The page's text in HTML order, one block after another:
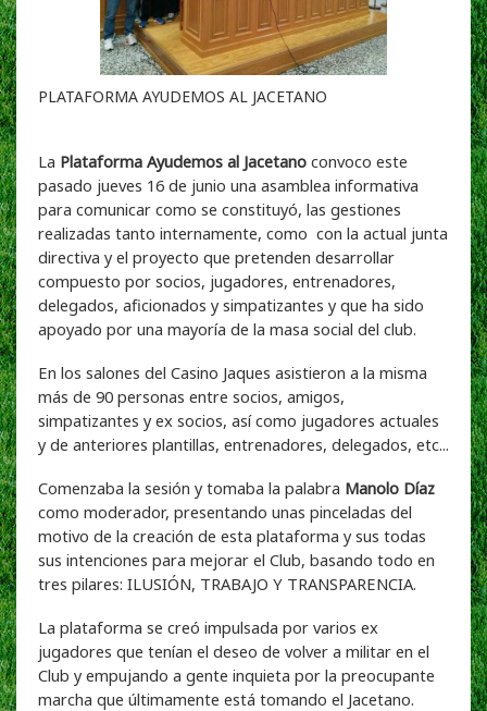
PLATAFORMA AYUDEMOS AL JACETANO
La Plataforma Ayudemos al Jacetano convoco este
pasado jueves 16 de junio una asamblea informativa
para comunicar como se constituyó, las gestiones
realizadas tanto internamente, como con la actual junta
directiva y el proyecto que pretenden desarrollar
compuesto por socios, jugadores, entrenadores,
delegados, aficionados y simpatizantes y que ha sido
apoyado por una mayoría de la masa social del club.
En los salones del Casino Jaques asistieron a la misma
más de 90 personas entre socios, amigos,
simpatizantes y ex socios, así como jugadores actuales
y de anteriores plantillas, entrenadores, delegados, etc...
Comenzaba la sesión y tomaba la palabra Manolo Díaz
como moderador, presentando unas pinceladas del
motivo de la creación de esta plataforma y sus todas
sus intenciones para mejorar el Club, basando todo en
tres pilares: ILUSIÓN, TRABAJO Y TRANSPARENCIA.
La plataforma se creó impulsada por varios ex
jugadores que tenían el deseo de volver a militar en el
Club y empujando a gente inquieta por la preocupante
marcha que últimamente está tomando el Jacetano.